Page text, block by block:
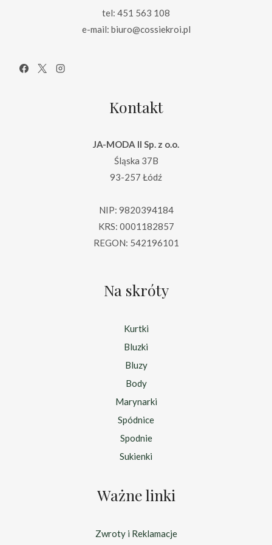
tel: 451 563 108
e-mail: biuro@cossiekroi.pl
Kontakt
JA-MODA II Sp. z o.o.
Śląska 37B
93-257 Łódź
NIP: 9820394184
KRS: 0001182857
REGON: 542196101
Na skróty
Kurtki
Bluzki
Bluzy
Body
Marynarki
Spódnice
Spodnie
Sukienki
Ważne linki
Zwroty i Reklamacje